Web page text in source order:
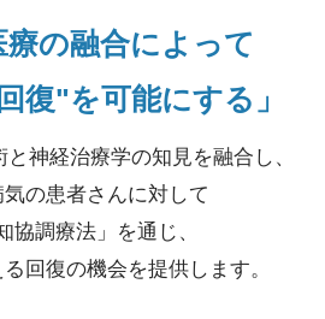
療の融合によって
復"を可能にする」
神経治療学の知見を融合し、
の患者さんに対して
協調療法」を通じ、
回復の機会を提供します。